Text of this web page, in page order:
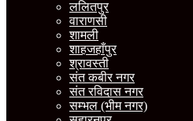
ललितपुर
वाराणसी
शामली
शाहजहाँपुर
श्रावस्ती
संत कबीर नगर
संत रविदास नगर
सम्भल (भीम नगर)